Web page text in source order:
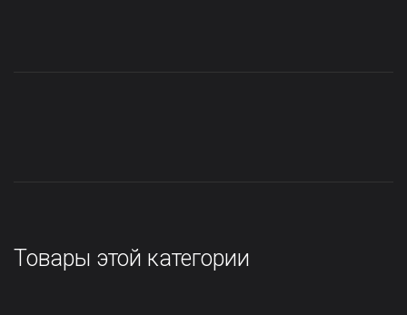
Товары этой категории